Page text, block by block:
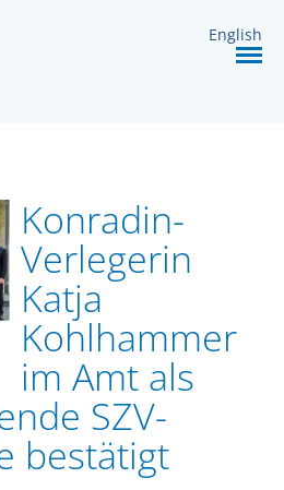
English
Konradin-
Verlegerin
Katja
Kohlhammer
im Amt als
SZV-
bestätigt